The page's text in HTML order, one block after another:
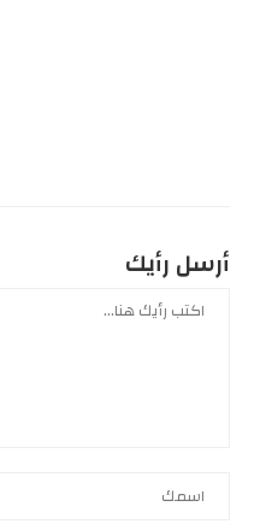
أرسل رأيك